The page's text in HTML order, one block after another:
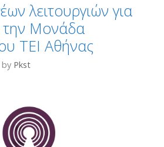
λειτουργιών για
Μονάδα
TEI Αθήνας
by Pkst